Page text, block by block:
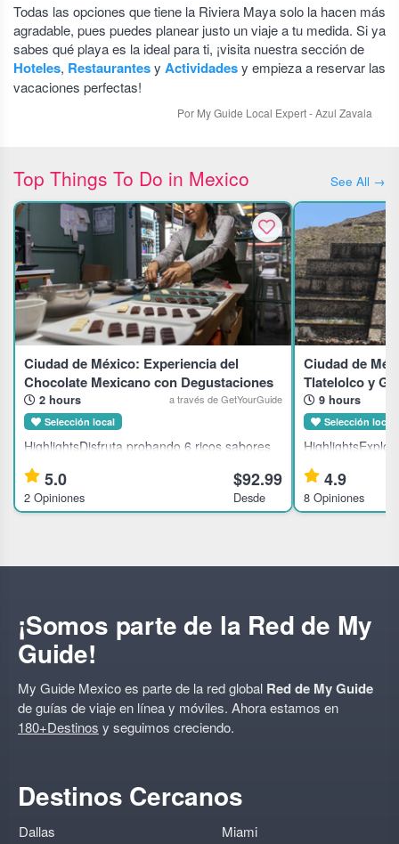
Todas las opciones que tiene la Riviera Maya solo la hacen más
agradable, pues puedes planear justo un viaje a tu medida. Si ya
sabes qué playa es la ideal para ti, ¡visita nuestra sección de
Hoteles, Restaurantesy Actividadesy empieza a reservar las
vacaciones perfectas!
Por My Guide Local Expert - Azul Zavala
Top Things To Do in Mexico See All →
Ciudad de México: Experiencia del
Chocolate Mexicano con Degustaciones
2 hours a través de GetYourGuide
Selección local
HighlightsDisfruta probando 6 ricos sabores
diferentes de chocolate mexicanoUtiliza tu
rejilla de degustación para combinar
chocolate con bacon o remolachaConoce los
5.0
2 Opiniones
$92.99
Desde
Ciudad de
Tlatelolco y
9 hours
Selección local
la histórica
contempla el
4.9
8 Opiniones
¡Somos parte de la Red de My
Guide!
My Guide Mexico es parte de la red global Red de My Guide
de guías de viaje en línea y móviles. Ahora estamos en
180+Destinos y seguimos creciendo.
Destinos Cercanos
Dallas
Miami